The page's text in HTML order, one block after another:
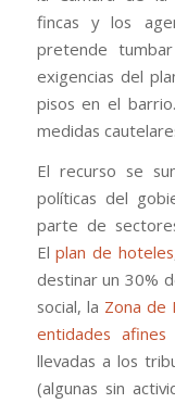
fincas y los
pretende
exigencias del
pisos en el
medidas
El recurso se
políticas del
parte de
Elplan de hoteles
destinar un 30%
social, la Zona de
entidades afines
llevadas a los
(algunas sin